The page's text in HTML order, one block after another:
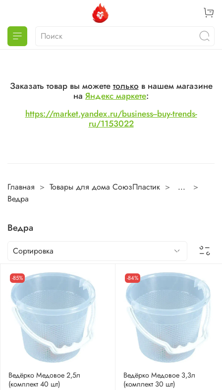
Заказать товар вы можете только в нашем магазине
на Яндекс маркете:
https://market.yandex.ru/business--buy-trends-
ru/1153022
Главная Товары для дома СоюзПластик
...
Ведра
Ведра
-85%
Ведёрко Медовое 2,5л
(комплект 40 шт)
-84%
Ведёрко Медовое 3,3л
(комплект 30 шт)